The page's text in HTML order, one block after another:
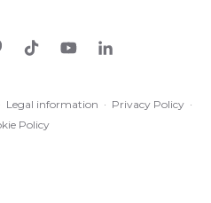
Legal information · Privacy Policy ·
Policy